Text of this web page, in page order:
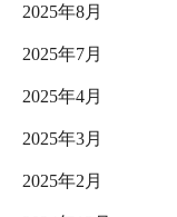
2025年8月
2025年7月
2025年4月
2025年3月
2025年2月